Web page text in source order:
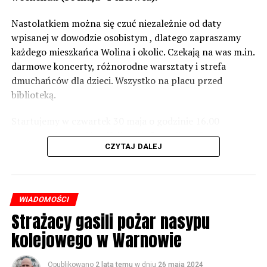
zabezpieczeń. Dopóki nie będzie tych przekroczonych
norm dopuszczalnego hałasu, no to nie możemy nic
zrobić. Tam są odpowiednie normy – 61 i 56 decybeli –
zaznacza.
Foto: Wojciech Basałygo
Nastolatkiem można się czuć niezależnie od daty
wpisanej w dowodzie osobistym , dlatego zapraszamy
każdego mieszkańca Wolina i okolic. Czekają na was m.in.
darmowe koncerty, różnorodne warsztaty i strefa
dmuchańców dla dzieci. Wszystko na placu przed
biblioteką.
występami zespołów „Yellow” i „Specyficzni”.
CZYTAJ DALEJ
WIADOMOŚCI
Strażacy gasili pożar nasypu
kolejowego w Warnowie
Opublikowano 2 lata temu w dniu 26 maja 2024